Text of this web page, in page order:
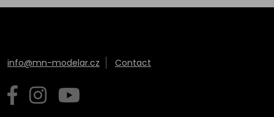
info@mn-modelar.cz Contact